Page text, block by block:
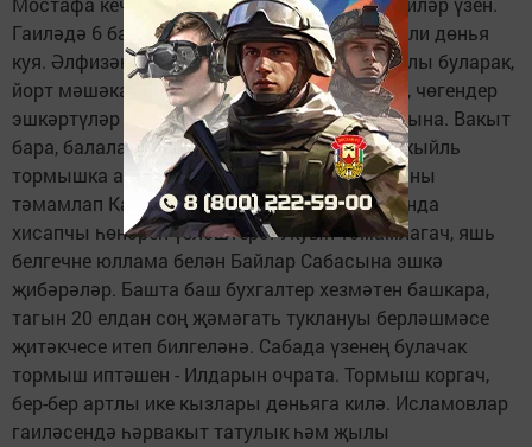
Гаиләдә 6 бала үсә. Әмма әти кеше бик яшьли дөнья
куя. Әлфизәнең дә балачагы әнисенең уң кулы буларак,
йорт мәшәкатьләрендә үтә, басуда бәрәңге, чөгендер
эшкәртүләр нәни кызчыкны эшкә ныгыта гына. Вакыт
бара, балалар да бер-бер артлы үсеп мөстәкыйль
тормышка аяк басалар. Әлфизә 8 нче классны
тәмамлап Казанга килә, финанс техникумында
хисапчы һөнәрен үзләштерә. Укуын тәмамлагач, яшь
белгечне юллама белән Байлар Сабасына эшкә
җибәрәләр. Башта баш бухгалтер хезмәтен башкара,
тагын 20 елдан соң җәмәгать туклануы берләшмәсе
җитәкчесе итеп билгеләнә. Сабада үзенең булачак
тормыш иптәшен - Илдарын очрата. Тормыш коргач,
бер-бер артлы ике кызлары дөньяга килә. Исламовлар
гаиләсендә һәрвакыт татулык һәм җылы